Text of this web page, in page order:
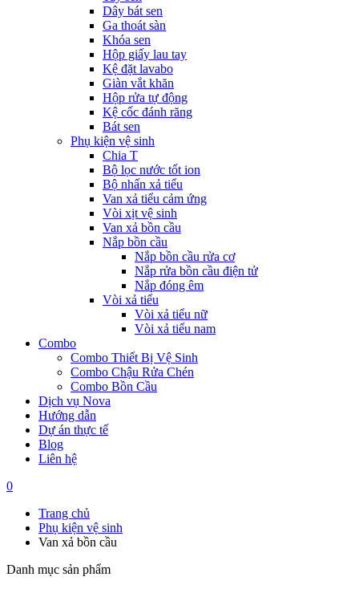
Dây bát sen
Ga thoát sàn
Khóa sen
Hộp giấy lau tay
Kệ đặt lavabo
Giàn vắt khăn
Hộp rửa tự động
Kệ cốc đánh răng
Bát sen
Phụ kiện vệ sinh
Chia T
Bộ lọc nước tốt ion
Bộ nhấn xả tiểu
Van xả tiểu cảm ứng
Vòi xịt vệ sinh
Van xả bồn cầu
Nắp bồn cầu
Nắp bồn cầu rửa cơ
Nắp rửa bồn cầu điện tử
Nắp đóng êm
Vòi xả tiểu
Vòi xả tiểu nữ
Vòi xả tiểu nam
Combo
Combo Thiết Bị Vệ Sinh
Combo Chậu Rửa Chén
Combo Bồn Cầu
Dịch vụ Nova
Hướng dẫn
Dự án thực tế
Blog
Liên hệ
0
Trang chủ
Phụ kiện vệ sinh
Van xả bồn cầu
Danh mục sản phẩm